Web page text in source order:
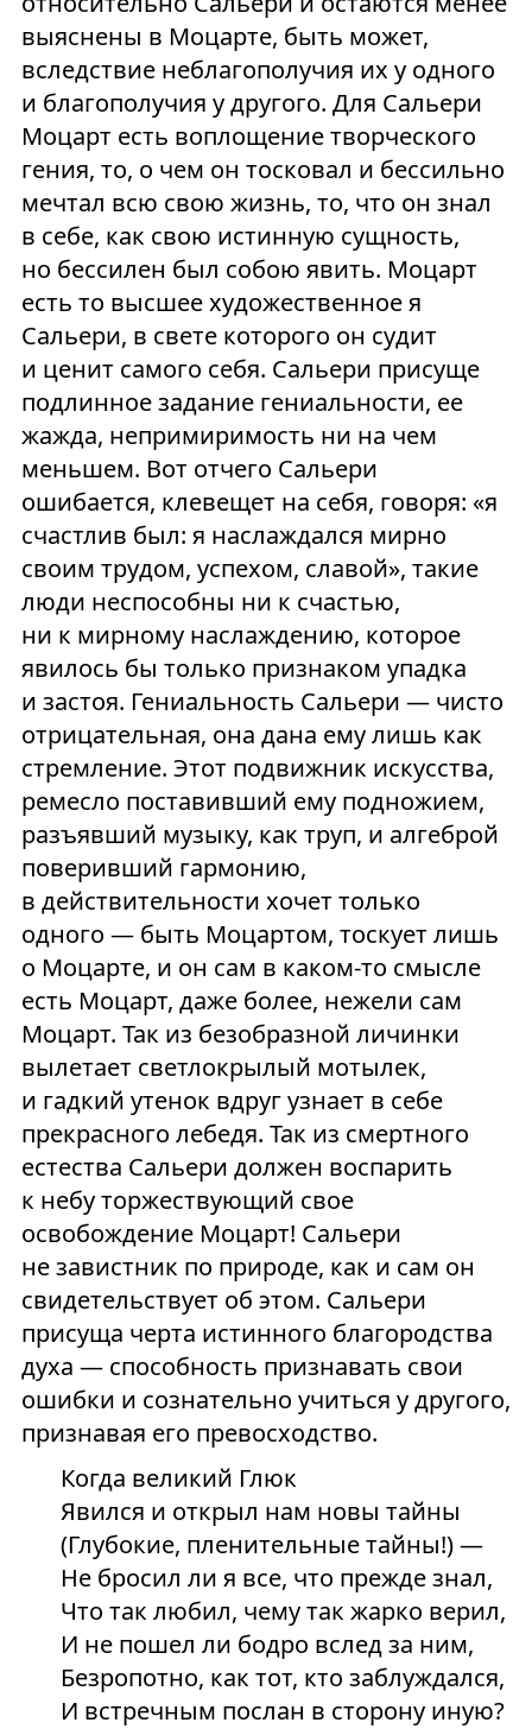
выяснены в Моцарте, быть может,
вследствие неблагополучия их у одного
и благополучия у другого. Для Сальери
Моцарт есть воплощение творческого
гения, то, о чем он тосковал и бессильно
мечтал всю свою жизнь, то, что он знал
в себе, как свою истинную сущность,
но бессилен был собою явить. Моцарт
есть то высшее художественное я
Сальери, в свете которого он судит
и ценит самого себя. Сальери присуще
подлинное задание гениальности, ее
жажда, непримиримость ни на чем
меньшем. Вот отчего Сальери
ошибается, клевещет на себя, говоря: «я
счастлив был: я наслаждался мирно
своим трудом, успехом, славой», такие
люди неспособны ни к счастью,
ни к мирному наслаждению, которое
явилось бы только признаком упадка
и застоя. Гениальность Сальери — чисто
отрицательная, она дана ему лишь как
стремление. Этот подвижник искусства,
ремесло поставивший ему подножием,
разъявший музыку, как труп, и алгеброй
поверивший гармонию,
в действительности хочет только
одного — быть Моцартом, тоскует лишь
о Моцарте, и он сам в каком-то смысле
есть Моцарт, даже более, нежели сам
Моцарт. Так из безобразной личинки
вылетает светлокрылый мотылек,
и гадкий утенок вдруг узнает в себе
прекрасного лебедя. Так из смертного
естества Сальери должен воспарить
к небу торжествующий свое
освобождение Моцарт! Сальери
не завистник по природе, как и сам он
свидетельствует об этом. Сальери
присуща черта истинного благородства
духа — способность признавать свои
ошибки и сознательно учиться у другого,
признавая его превосходство.
Когда великий Глюк
Явился и открыл нам новы тайны
(Глубокие, пленительные тайны!) —
Не бросил ли я все, что прежде знал,
Что так любил, чему так жарко верил,
И не пошел ли бодро вслед за ним,
Безропотно, как тот, кто заблуждался,
И встречным послан в сторону иную?